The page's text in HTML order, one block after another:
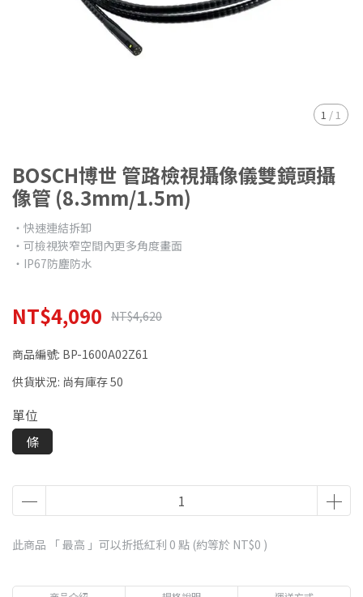
1 / 1
BOSCH博世 管路檢視攝像儀雙鏡頭攝
像管 (8.3mm/1.5m)
‧快速連結拆卸
‧可檢視狹窄空間內更多角度畫面
‧IP67防塵防水
NT$4,090 NT$4,620
商品編號: BP-1600A02Z61
供貨狀況: 尚有庫存 50
單位
條
此商品 「 最高 」可以折抵紅利 0 點 (約等於 NT$0 )